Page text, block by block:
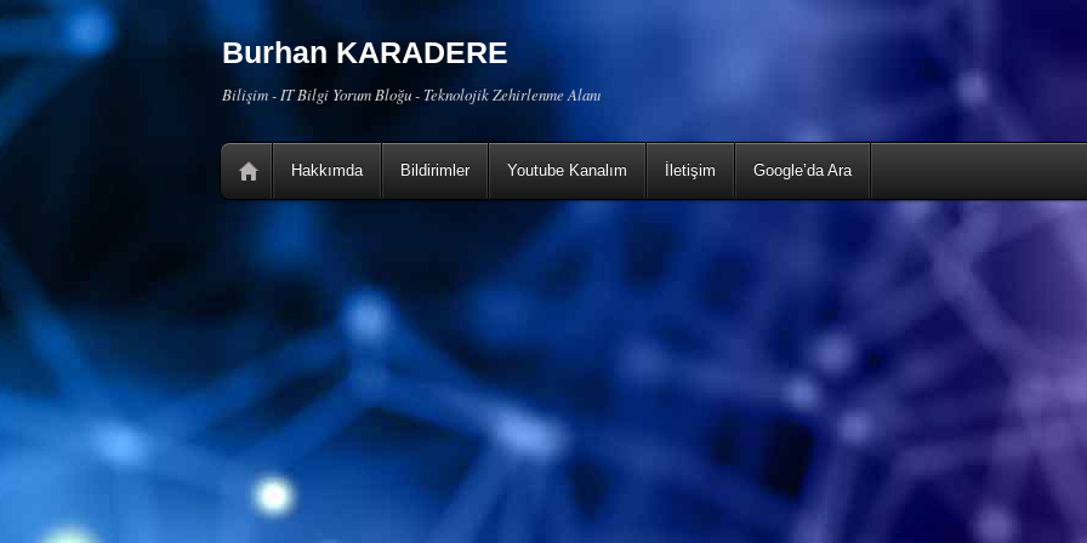
Burhan KARADERE
Bilişim - IT Bilgi Yorum Bloğu - Teknolojik Zehirlenme Alanı
Hakkımda Bildirimler Youtube Kanalım İletişim Google’da Ara